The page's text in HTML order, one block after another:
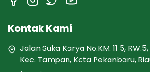
Kontak Kami
Jalan Suka Karya No.KM. 11 5,
Kec. Tampan, Kota Pekanbaru,